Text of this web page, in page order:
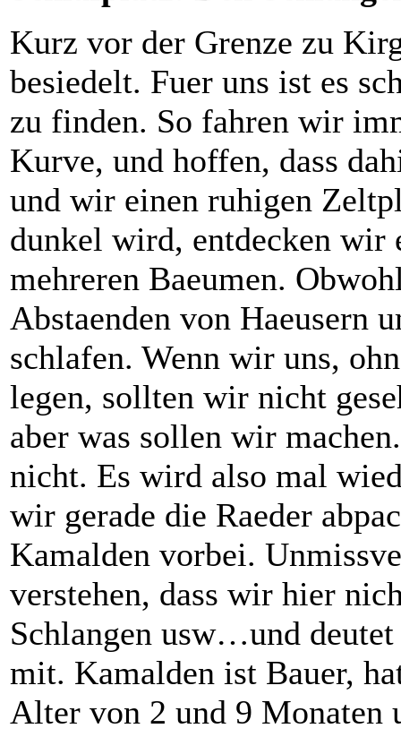
Kurz vor der Grenze zu
besiedelt. Fuer uns ist es
zu finden. So fahren wir
Kurve, und hoffen, dass
und wir einen ruhigen
dunkel wird, entdecken wir
mehreren Baeumen.
Abstaenden von Haeusern
schlafen. Wenn wir uns,
legen, sollten wir nicht
aber was sollen wir
nicht. Es wird also mal
wir gerade die Raeder
Kamalden vorbei.
verstehen, dass wir hier
Schlangen usw…und
mit. Kamalden ist Bauer,
Alter von 2 und 9 Monaten